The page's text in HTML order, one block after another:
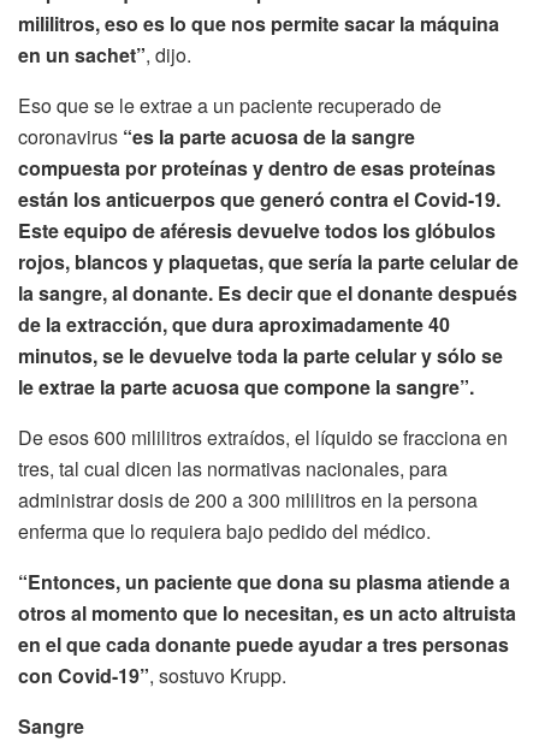
mililitros, eso es lo que nos permite sacar la máquina
en un sachet”, dijo.
Eso que se le extrae a un paciente recuperado de
coronavirus “es la parte acuosa de la sangre
compuesta por proteínas y dentro de esas proteínas
están los anticuerpos que generó contra el Covid-19.
Este equipo de aféresis devuelve todos los glóbulos
rojos, blancos y plaquetas, que sería la parte celular de
la sangre, al donante. Es decir que el donante después
de la extracción, que dura aproximadamente 40
minutos, se le devuelve toda la parte celular y sólo se
le extrae la parte acuosa que compone la sangre”.
De esos 600 mililitros extraídos, el líquido se fracciona en
tres, tal cual dicen las normativas nacionales, para
administrar dosis de 200 a 300 mililitros en la persona
enferma que lo requiera bajo pedido del médico.
“Entonces, un paciente que dona su plasma atiende a
otros al momento que lo necesitan, es un acto altruista
en el que cada donante puede ayudar a tres personas
con Covid-19”, sostuvo Krupp.
Sangre